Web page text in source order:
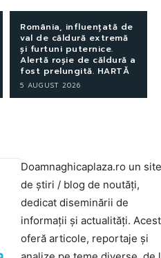
România, influențată de
val de căldură extremă
și furtuni puternice.
Alertă roșie de căldură a
fost prelungită. HARTĂ
5 AUGUST 2026
Doamnaghicaplaza.ro un site
de știri / blog de noutăți,
dedicat diseminării de
informații și actualități.
oferă articole, reportaje și